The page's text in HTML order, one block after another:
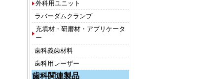
外科用ユニット
ラバーダムクランプ
充填材・研磨材・アプリケータ
ー
歯科義歯材料
歯科用レーザー
歯科関連製品